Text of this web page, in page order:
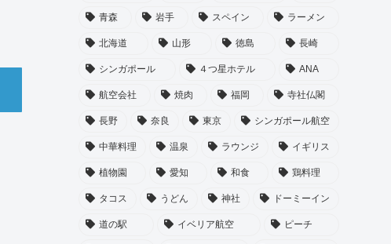
青森 岩手 スペイン ラーメン
北海道 山形 徳島 長崎
シンガポール ４つ星ホテル ANA
航空会社 焼肉 福岡 寺社仏閣
長野 奈良 東京 シンガポール航空
中華料理 温泉 ラウンジ イギリス
植物園 愛知 和食 鶏料理
タコス うどん 神社 ドーミーイン
道の駅 イベリア航空 ピーチ